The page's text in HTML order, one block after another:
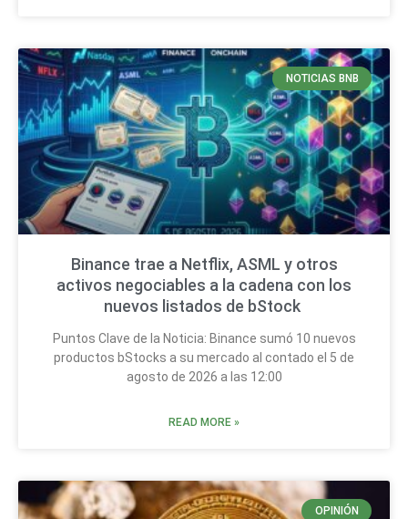
NOTICIAS BNB
Binance trae a Netflix, ASML y otros
activos negociables a la cadena con los
nuevos listados de bStock
Puntos Clave de la Noticia: Binance sumó 10 nuevos
productos bStocks a su mercado al contado el 5 de
agosto de 2026 a las 12:00
READ MORE »
OPINIÓN